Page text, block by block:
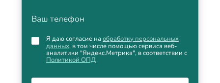
Ваш телефон
Я даю согласие на обработку персональных
данных, в том числе помощью сервиса веб-
аналитики "Яндекс.Метрика", в соответствии с
Политикой ОПД